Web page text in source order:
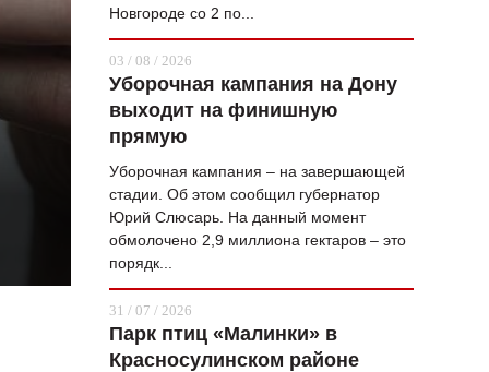
КУЛЬТ ЕДЫ
ЖУРНАЛ
Новгороде со 2 по...
03 / 08 / 2026
Уборочная кампания на Дону
выходит на финишную
прямую
Уборочная кампания – на завершающей
стадии. Об этом сообщил губернатор
Юрий Слюсарь. На данный момент
обмолочено 2,9 миллиона гектаров – это
порядк...
31 / 07 / 2026
Парк птиц «Малинки» в
Красносулинском районе